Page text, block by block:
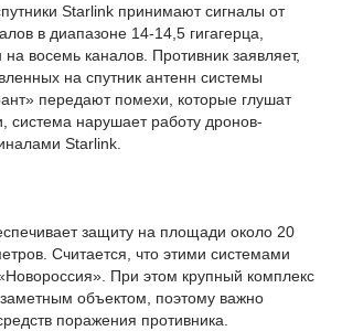
Starlink принимают сигналы от
в диапазоне 14-14,5 гигагерца,
восемь каналов. Противник заявляет,
на спутник антенн системы
передают помехи, которые глушат
система нарушает работу дронов-
Starlink.
защиту на площади около 20
Считается, что этими системами
При этом крупный комплекс
объектом, поэтому важно
поражения противника.